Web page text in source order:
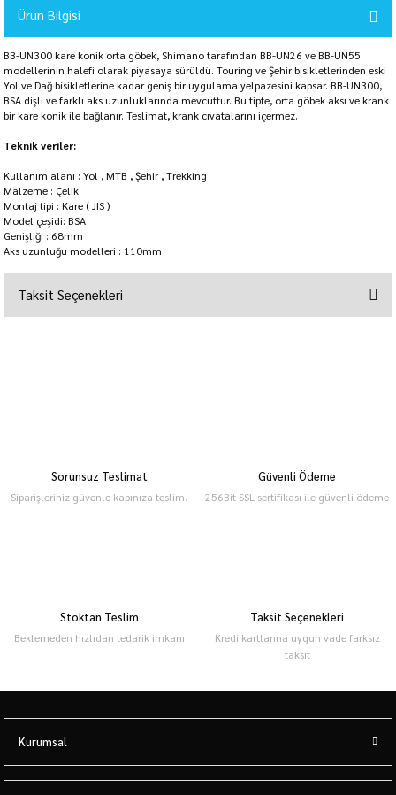
Ürün Bilgisi
BB-UN300 kare konik orta göbek, Shimano tarafından BB-UN26 ve BB-UN55
modellerinin halefi olarak piyasaya sürüldü. Touring ve Şehir bisikletlerinden eski
Yol ve Dağ bisikletlerine kadar geniş bir uygulama yelpazesini kapsar. BB-UN300,
BSA dişli ve farklı aks uzunluklarında mevcuttur. Bu tipte, orta göbek aksı ve krank
bir kare konik ile bağlanır. Teslimat, krank cıvatalarını içermez.
Teknik veriler:
Kullanım alanı : Yol , MTB , Şehir , Trekking
Malzeme : Çelik
Montaj tipi : Kare ( JIS )
Model çeşidi: BSA
Genişliği : 68mm
Aks uzunluğu modelleri : 110mm
Taksit Seçenekleri
Sorunsuz Teslimat
Siparişleriniz güvenle kapınıza teslim.
Güvenli Ödeme
256Bit SSL sertifikası ile güvenli ödeme
Stoktan Teslim
Beklemeden hızlıdan tedarik imkanı
Taksit Seçenekleri
Kredi kartlarına uygun vade farksız
taksit
Kurumsal